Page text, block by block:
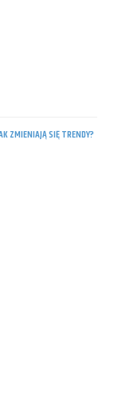
ZMIENIAJĄ SIĘ TRENDY?